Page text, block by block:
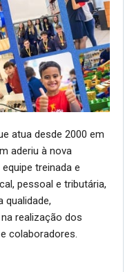
atua desde 2000 em
aderiu à nova
treinada e
pessoal e tributária,
qualidade,
realização dos
colaboradores.